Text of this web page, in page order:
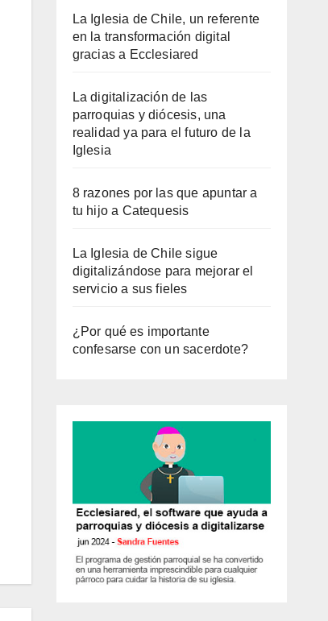
La Iglesia de Chile, un referente
en la transformación digital
gracias a Ecclesiared
La digitalización de las
parroquias y diócesis, una
realidad ya para el futuro de la
Iglesia
8 razones por las que apuntar a
tu hijo a Catequesis
La Iglesia de Chile sigue
digitalizándose para mejorar el
servicio a sus fieles
¿Por qué es importante
confesarse con un sacerdote?